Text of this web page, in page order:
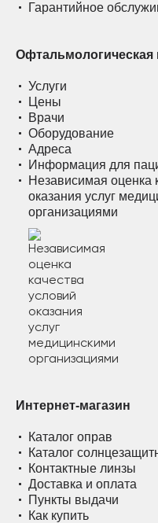
Гарантийное
Офтальмологическая
Услуги
Цены
Врачи
Оборудование
Адреса
Информация для
Независимая оценка
оказания услуг
организациями
Интернет-магазин
Каталог оправ
Каталог
Контактные линзы
Доставка и оплата
Пункты выдачи
Как купить